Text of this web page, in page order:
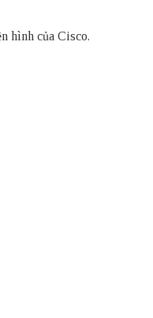
hình của Cisco.